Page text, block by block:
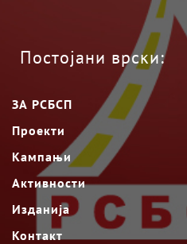
Постојани врски:
ЗА РСБСП
Проекти
Кампањи
Активности
Изданија
Контакт